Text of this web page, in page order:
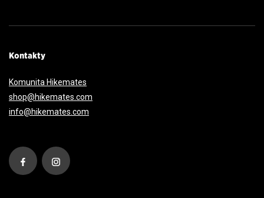
Kontakty
Komunita Hikemates
shop@hikemates.com
info@hikemates.com